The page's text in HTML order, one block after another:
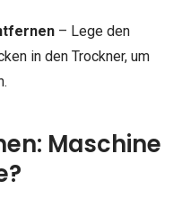
– Lege den
in den Trockner, um
Maschine